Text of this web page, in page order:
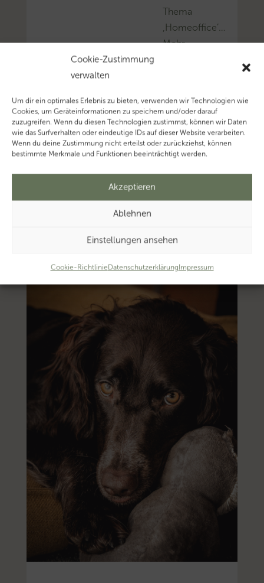
Cookie-Zustimmung
verwalten
Um dir ein optimales Erlebnis zu bieten, verwenden wir Technologien wie
Cookies, um Geräteinformationen zu speichern und/oder darauf
zuzugreifen. Wenn du diesen Technologien zustimmst, können wir Daten
wie das Surfverhalten oder eindeutige IDs auf dieser Website verarbeiten.
Wenn du deine Zustimmung nicht erteilst oder zurückziehst, können
bestimmte Merkmale und Funktionen beeinträchtigt werden.
Akzeptieren
Ablehnen
Einstellungen ansehen
Cookie-RichtlinieDatenschutzerklärungImpressum
Thema
‚Homeoffice’…
Mehr
Mehr
zum
Thema
‚Steuerberatung’…
Thema